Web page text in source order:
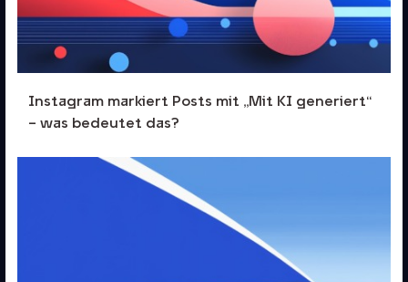
Instagram markiert Posts mit „Mit KI generiert“
– was bedeutet das?